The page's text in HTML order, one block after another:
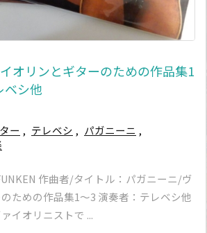
オリンとギターのための作品集1
ベシ他
ー , テレベシ , パガニーニ ,
作曲者/タイトル：パガニーニ/ヴ
ための作品集1～3 演奏者：テレベシ他
イオリニストで ...